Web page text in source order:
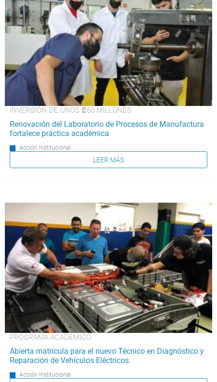
INVERSIÓN DE UNOS ₡60 MILLONES
Renovación del Laboratorio de Procesos de Manufactura
fortalece práctica académica
Acción Institucional
LEER MÁS
PROGRAMA ACADÉMICO
Abierta matrícula para el nuevo Técnico en Diagnóstico y
Reparación de Vehículos Eléctricos
Acción Institucional